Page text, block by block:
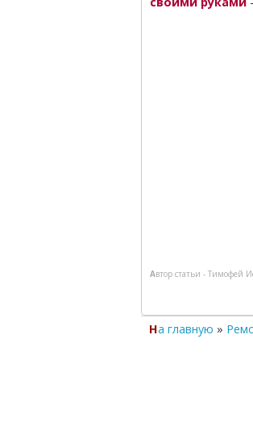
Автор статьи - Тимофей
На главную »